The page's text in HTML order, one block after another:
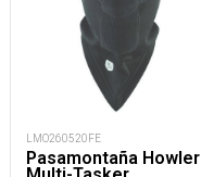
LMO260520FE
Pasamontaña Howler